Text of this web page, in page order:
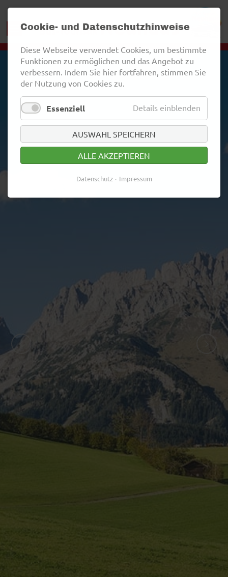
ZURÜCK WEITER
Cookie- und Datenschutzhinweise
Diese Webseite verwendet Cookies, um bestimmte
Funktionen zu ermöglichen und das Angebot zu
verbessern. Indem Sie hier fortfahren, stimmen Sie
der Nutzung von Cookies zu.
Essenziell Details einblenden
AUSWAHL SPEICHERN
ALLE AKZEPTIEREN
Datenschutz Impressum